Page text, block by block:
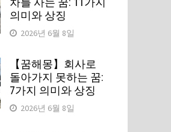
의미와 상징
2026년 6월 8일
【꿈해몽】회사로
돌아가지 못하는 꿈:
7가지 의미와 상징
2026년 6월 8일